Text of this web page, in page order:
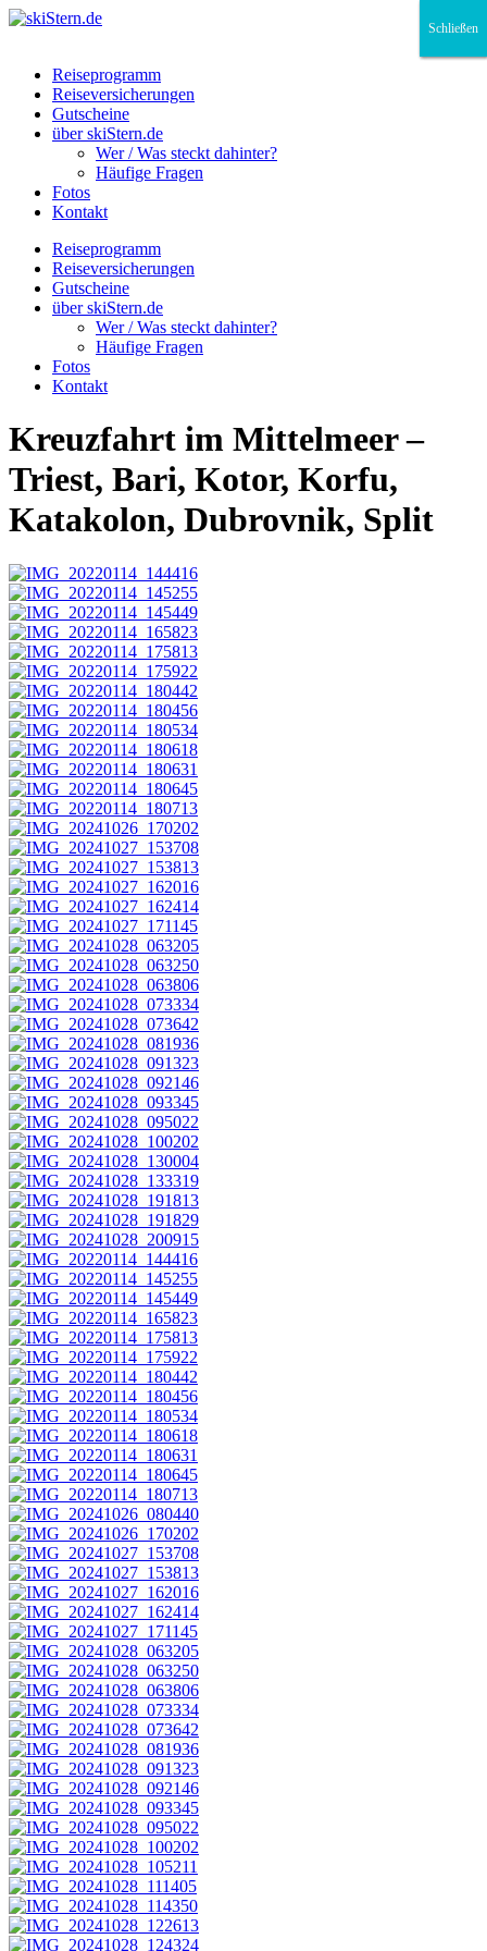
Reiseprogramm
Reiseversicherungen
Gutscheine
über skiStern.de
Wer / Was steckt dahinter?
Häufige Fragen
Fotos
Kontakt
Reiseprogramm
Reiseversicherungen
Gutscheine
über skiStern.de
Wer / Was steckt dahinter?
Häufige Fragen
Fotos
Kontakt
Kreuzfahrt im Mittelmeer –
Triest, Bari, Kotor, Korfu,
Katakolon, Dubrovnik, Split
Schließen
Schließen
Schließen